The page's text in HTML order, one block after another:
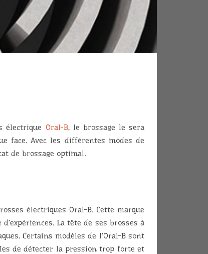
électrique Oral-B, le brossage le sera
face. Avec les différentes modes de
de brossage optimal.
électriques Oral-B. Cette marque
La tête de ses brosses à
Certains modèles de l’Oral-B sont
de détecter la pression trop forte et